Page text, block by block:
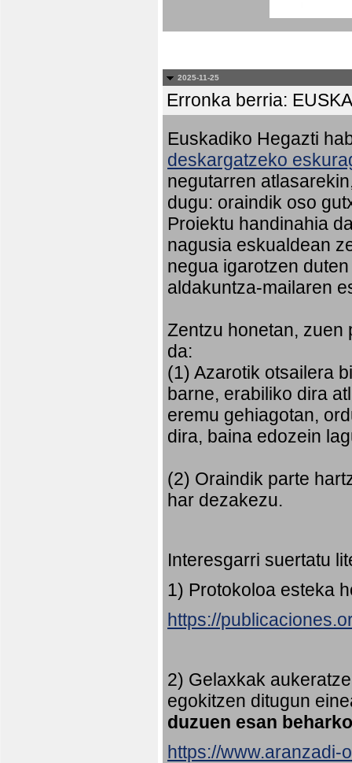
2025-11-25
Erronka berria:
Euskadiko Hegazti
deskargatzeko
negutarren
dugu: oraindik oso
Proiektu handinahia
nagusia eskualdean
negua igarotzen
aldakuntza-mailaren
Zentzu honetan, zuen
da:
(1) Azarotik otsailera
barne, erabiliko dira
eremu gehiagotan,
dira, baina edozein
(2) Oraindik parte
har dezakezu.
Interesgarri suertatu
1) Protokoloa esteka
https://
2) Gelaxkak
egokitzen ditugun
duzuen esan
https://www.aranzadi-